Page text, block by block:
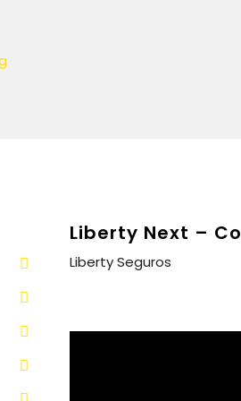
Liberty Next –
Liberty Seguros